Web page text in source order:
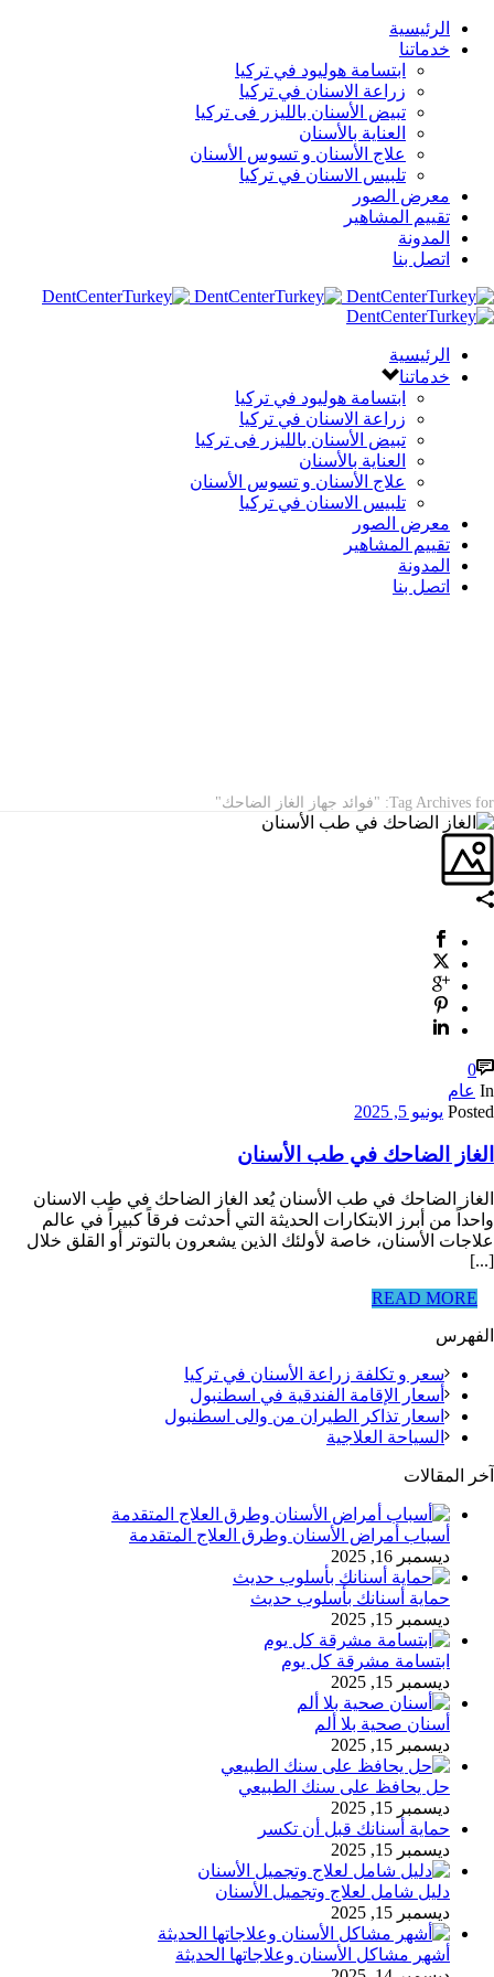
الرئيسية
خدماتنا
ابتسامة هوليود في تركيا
زراعة الاسنان في تركيا
تبيض الأسنان بالليزر فى تركيا
العناية بالأسنان
علاج الأسنان و تسوس الأسنان
تلبيس الاسنان في تركيا
معرض الصور
تقييم المشاهير
المدونة
اتصل بنا
الرئيسية
خدماتنا
ابتسامة هوليود في تركيا
زراعة الاسنان في تركيا
تبيض الأسنان بالليزر فى تركيا
العناية بالأسنان
علاج الأسنان و تسوس الأسنان
تلبيس الاسنان في تركيا
معرض الصور
تقييم المشاهير
المدونة
اتصل بنا
Tag Archives for: "فوائد جهاز الغاز الضاحك"
0
In عام
Posted يونيو 5, 2025
الغاز الضاحك في طب الأسنان
الغاز الضاحك في طب الأسنان يُعد الغاز الضاحك في طب الاسنان
واحداً من أبرز الابتكارات الحديثة التي أحدثت فرقاً كبيراً في عالم
علاجات الأسنان، خاصة لأولئك الذين يشعرون بالتوتر أو القلق خلال
[...]
READ MORE
الفهرس
سعر و تكلفة زراعة الأسنان في تركيا
أسعار الإقامة الفندقية في اسطنبول
اسعار تذاكر الطيران من والى اسطنبول
السياحة العلاجية
آخر المقالات
أسباب أمراض الأسنان وطرق العلاج المتقدمة
ديسمبر 16, 2025
حماية أسنانك بأسلوب حديث
ديسمبر 15, 2025
ابتسامة مشرقة كل يوم
ديسمبر 15, 2025
أسنان صحية بلا ألم
ديسمبر 15, 2025
حل يحافظ على سنك الطبيعي
ديسمبر 15, 2025
حماية أسنانك قبل أن تكسر
ديسمبر 15, 2025
دليل شامل لعلاج وتجميل الأسنان
ديسمبر 15, 2025
أشهر مشاكل الأسنان وعلاجاتها الحديثة